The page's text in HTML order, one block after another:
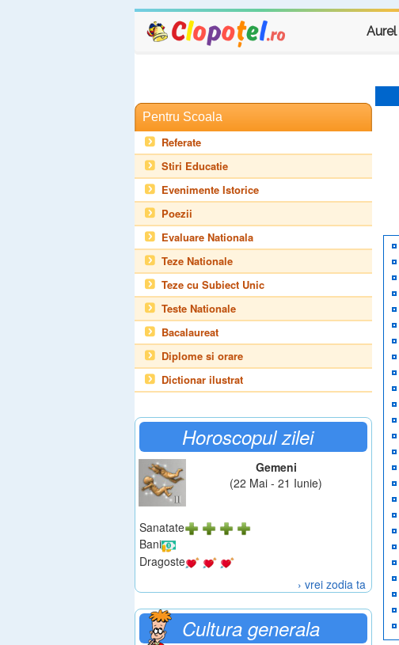
Aurel
Pentru Scoala
Referate
Stiri Educatie
Evenimente Istorice
Poezii
Evaluare Nationala
Teze Nationale
Teze cu Subiect Unic
Teste Nationale
Bacalaureat
Diplome si orare
Dictionar ilustrat
Horoscopul zilei
Gemeni
(22 Mai - 21 Iunie)
Sanatate
Bani
Dragoste
› vrei zodia ta
Cultura generala